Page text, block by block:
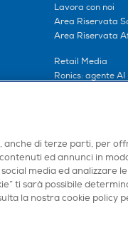
Lavora con noi
Area Riservata
Area Riservata
Retail Media
Ronics: agente AI
anche di terze parti, per
ed annunci in
media ed analizzare
ti sarà possibile
la nostra cookie policy